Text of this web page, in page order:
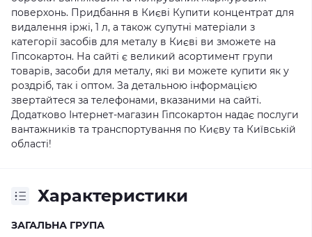
поверхонь. Придбання в Києві Купити концентрат для
видалення іржі, 1 л, а також супутні матеріали з
категорії засобів для металу в Києві ви зможете на
Гіпсокартон. На сайті є великий асортимент групи
товарів, засоби для металу, які ви можете купити як у
роздріб, так і оптом. За детальною інформацією
звертайтеся за телефонами, вказаними на сайті.
Додатково Інтернет-магазин Гіпсокартон надає послуги
вантажників та транспортування по Києву та Київській
області!
Характеристики
ЗАГАЛЬНА ГРУПА